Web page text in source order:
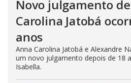
Novo julgamento
Carolina Jatobá
anos
Anna Carolina Jatobá e Alexandre
um novo julgamento depois de 18
Isabella.